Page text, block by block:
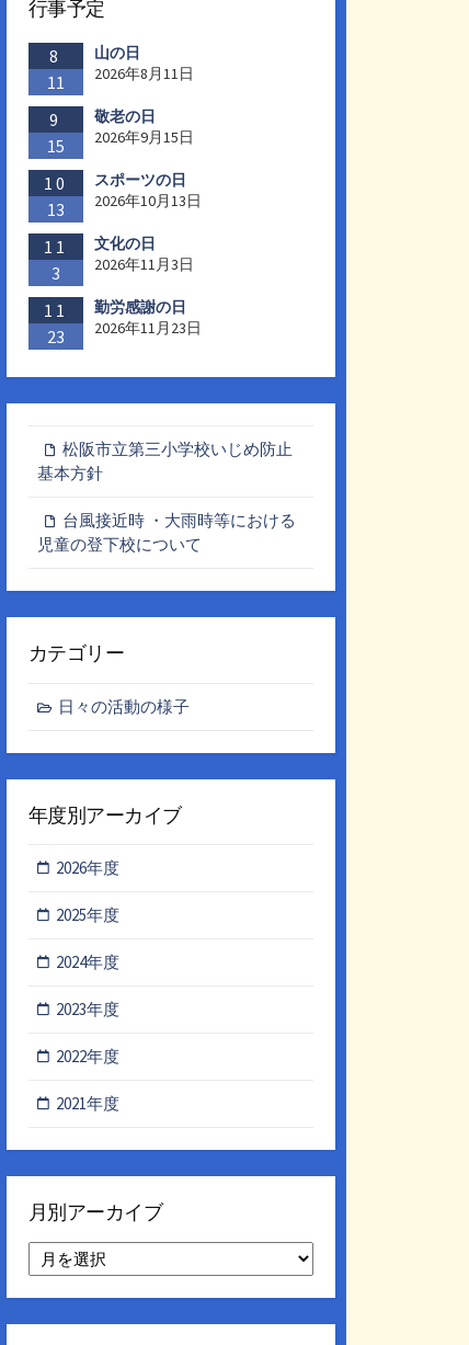
行事予定
8
11
山の日
2026年8月11日
9
15
敬老の日
2026年9月15日
10
13
スポーツの日
2026年10月13日
11
3
文化の日
2026年11月3日
11
23
勤労感謝の日
2026年11月23日
松阪市立第三小学校いじめ防止
基本方針
台風接近時 ・大雨時等における
児童の登下校について
カテゴリー
日々の活動の様子
年度別アーカイブ
2026年度
2025年度
2024年度
2023年度
2022年度
2021年度
月別アーカイブ
別
ア
ー